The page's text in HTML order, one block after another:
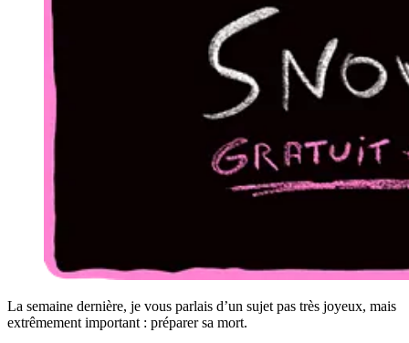
La semaine dernière, je vous parlais d’un sujet pas très joyeux, mais
extrêmement important : préparer sa mort.